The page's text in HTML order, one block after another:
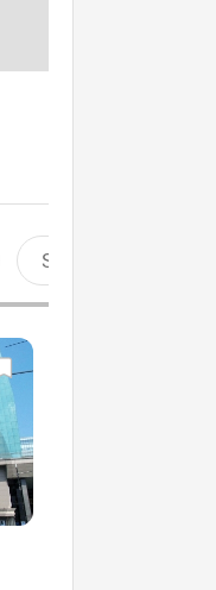
Sports aquatiques